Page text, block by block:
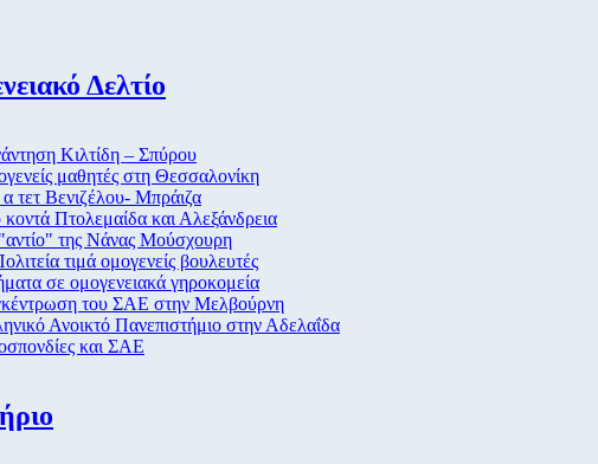
Δελτίο
Κιλτίδη – Σπύρου
μαθητές στη Θεσσαλονίκη
α τετ Βενιζέλου- Μπράιζα
κοντά Πτολεμαίδα και Αλεξάνδρεια
της Νάνας Μούσχουρη
τιμά ομογενείς βουλευτές
σε ομογενειακά γηροκομεία
του ΣΑΕ στην Μελβούρνη
Ανοικτό Πανεπιστήμιο στην Αδελαΐδα
και ΣΑΕ